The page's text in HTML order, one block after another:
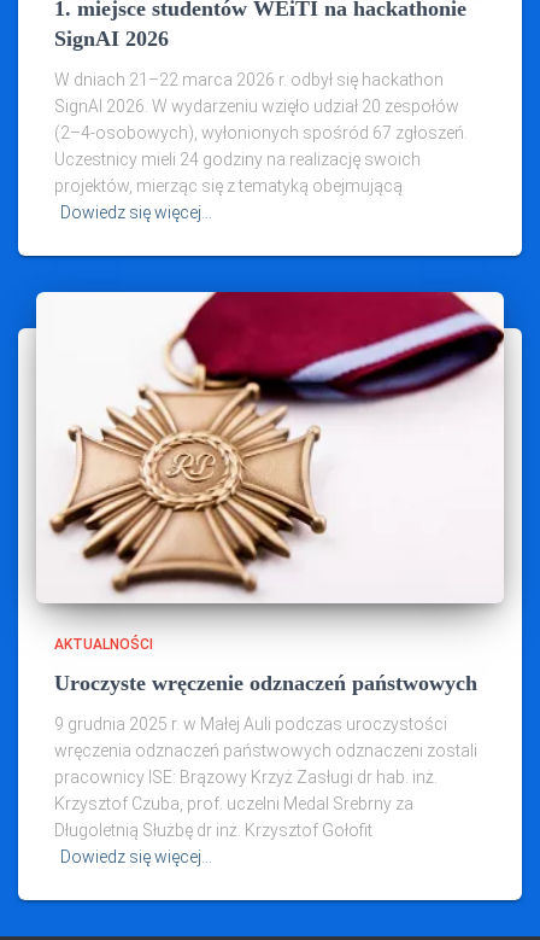
1. miejsce studentów WEiTI na hackathonie
SignAI 2026
W dniach 21–22 marca 2026 r. odbył się hackathon
SignAI 2026. W wydarzeniu wzięło udział 20 zespołów
(2–4‑osobowych), wyłonionych spośród 67 zgłoszeń.
Uczestnicy mieli 24 godziny na realizację swoich
projektów, mierząc się z tematyką obejmującą
Dowiedz się więcej…
AKTUALNOŚCI
Uroczyste wręczenie odznaczeń państwowych
9 grudnia 2025 r. w Małej Auli podczas uroczystości
wręczenia odznaczeń państwowych odznaczeni zostali
pracownicy ISE: Brązowy Krzyż Zasługi dr hab. inż.
Krzysztof Czuba, prof. uczelni Medal Srebrny za
Długoletnią Służbę dr inż. Krzysztof Gołofit
Dowiedz się więcej…